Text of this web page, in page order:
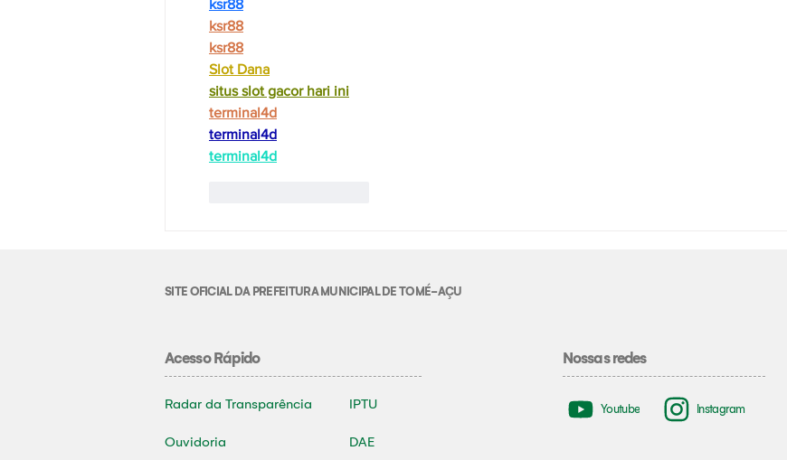
ksr88
ksr88
ksr88
Slot Dana
situs slot gacor hari ini
terminal4d
terminal4d
terminal4d
SITE OFICIAL DA PREFEITURA MUNICIPAL DE TOMÉ-AÇU
Acesso Rápido
Radar da Transparência
Ouvidoria
IPTU
DAE
Nossas redes
Youtube Instagram